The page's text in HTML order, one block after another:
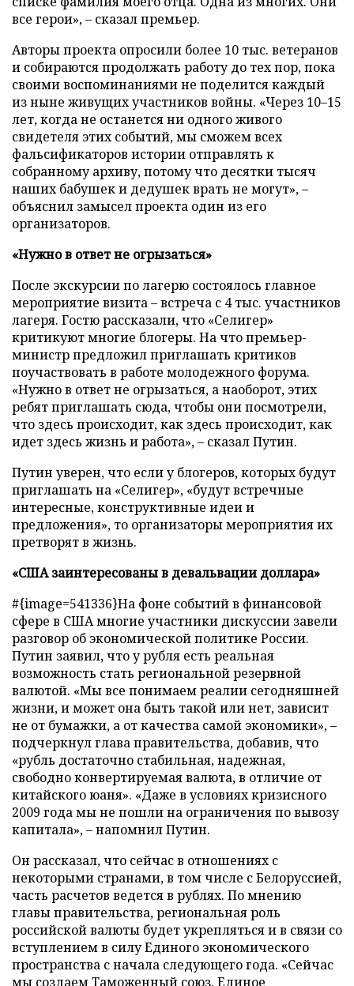
все герои», – сказал премьер.
Авторы проекта опросили более 10 тыс. ветеранов
и собираются продолжать работу до тех пор, пока
своими воспоминаниями не поделится каждый
из ныне живущих участников войны. «Через 10–15
лет, когда не останется ни одного живого
свидетеля этих событий, мы сможем всех
фальсификаторов истории отправлять к
собранному архиву, потому что десятки тысяч
наших бабушек и дедушек врать не могут», –
объяснил замысел проекта один из его
организаторов.
«Нужно в ответ не огрызаться»
После экскурсии по лагерю состоялось главное
мероприятие визита – встреча с 4 тыс. участников
лагеря. Гостю рассказали, что «Селигер»
критикуют многие блогеры. На что премьер-
министр предложил приглашать критиков
поучаствовать в работе молодежного форума.
«Нужно в ответ не огрызаться, а наоборот, этих
ребят приглашать сюда, чтобы они посмотрели,
что здесь происходит, как здесь происходит, как
идет здесь жизнь и работа», – сказал Путин.
Путин уверен, что если у блогеров, которых будут
приглашать на «Селигер», «будут встречные
интересные, конструктивные идеи и
предложения», то организаторы мероприятия их
претворят в жизнь.
«США заинтересованы в девальвации доллара»
#{image=541336}На фоне событий в финансовой
сфере в США многие участники дискуссии завели
разговор об экономической политике России.
Путин заявил, что у рубля есть реальная
возможность стать региональной резервной
валютой. «Мы все понимаем реалии сегодняшней
жизни, и может она быть такой или нет, зависит
не от бумажки, а от качества самой экономики», –
подчеркнул глава правительства, добавив, что
«рубль достаточно стабильная, надежная,
свободно конвертируемая валюта, в отличие от
китайского юаня». «Даже в условиях кризисного
2009 года мы не пошли на ограничения по вывозу
капитала», – напомнил Путин.
Он рассказал, что сейчас в отношениях с
некоторыми странами, в том числе с Белоруссией,
часть расчетов ведется в рублях. По мнению
главы правительства, региональная роль
российской валюты будет укрепляться и в связи со
вступлением в силу Единого экономического
пространства с начала следующего года. «Сейчас
мы создаем Таможенный союз, Единое